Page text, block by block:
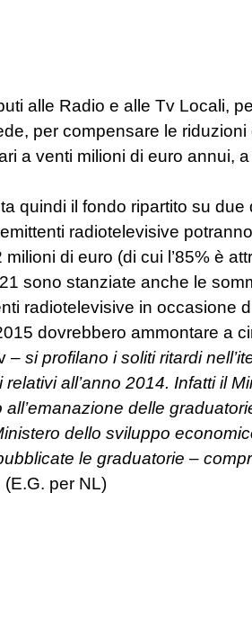
alle Radio e alle Tv Locali,
per compensare le riduzioni
a venti milioni di euro annui, a
quindi il fondo ripartito su due
radiotelevisive
di euro (di cui l’85% è
sono stanziate anche le
radiotelevisive in occasione
dovrebbero ammontare a
– si profilano i soliti ritardi
all’anno 2014. Infatti il
delle
dello sviluppo
le graduatorie –
(E.G. per NL)